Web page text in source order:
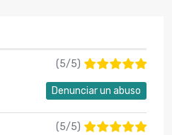
(5/5)
Denunciar un abuso
(5/5)